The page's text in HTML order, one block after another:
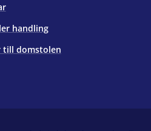
handling
till domstolen